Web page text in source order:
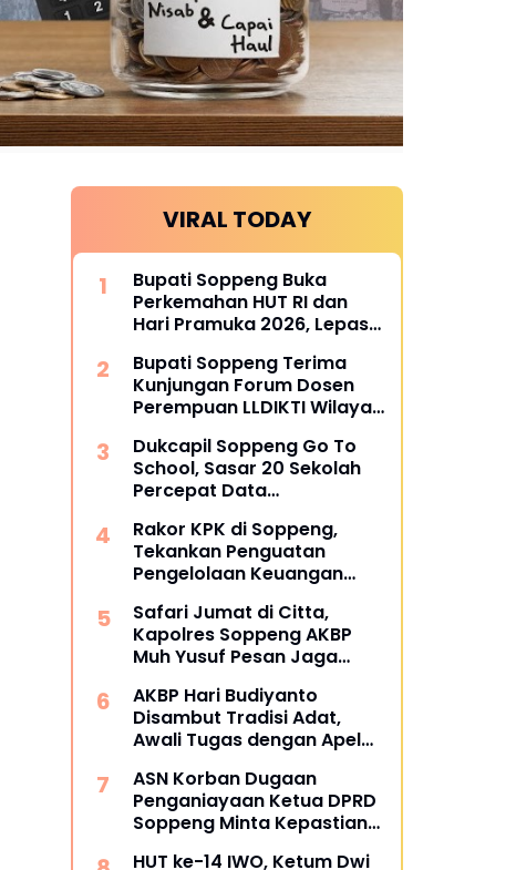
VIRAL TODAY
Bupati Soppeng Buka
Perkemahan HUT RI dan
Hari Pramuka 2026, Lepas
Nasional XII
Bupati Soppeng Terima
Kunjungan Forum Dosen
Perempuan LLDIKTI Wilayah
Dukcapil Soppeng Go To
School, Sasar 20 Sekolah
Percepat Data
Rakor KPK di Soppeng,
Tekankan Penguatan
Pengelolaan Keuangan
Safari Jumat di Citta,
Kapolres Soppeng AKBP
Muh Yusuf Pesan Jaga
AKBP Hari Budiyanto
Disambut Tradisi Adat,
Awali Tugas dengan Apel
Soppeng
ASN Korban Dugaan
Penganiayaan Ketua DPRD
Soppeng Minta Kepastian
HUT ke-14 IWO, Ketum Dwi